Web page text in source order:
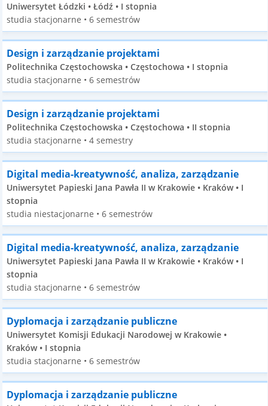
Uniwersytet Łódzki • Łódź • I stopnia
studia stacjonarne • 6 semestrów
Design i zarządzanie projektami
Politechnika Częstochowska • Częstochowa • I stopnia
studia stacjonarne • 6 semestrów
Design i zarządzanie projektami
Politechnika Częstochowska • Częstochowa • II stopnia
studia stacjonarne • 4 semestry
Digital media-kreatywność, analiza, zarządzanie
Uniwersytet Papieski Jana Pawła II w Krakowie • Kraków • I
stopnia
studia niestacjonarne • 6 semestrów
Digital media-kreatywność, analiza, zarządzanie
Uniwersytet Papieski Jana Pawła II w Krakowie • Kraków • I
stopnia
studia stacjonarne • 6 semestrów
Dyplomacja i zarządzanie publiczne
Uniwersytet Komisji Edukacji Narodowej w Krakowie •
Kraków • I stopnia
studia stacjonarne • 6 semestrów
Dyplomacja i zarządzanie publiczne